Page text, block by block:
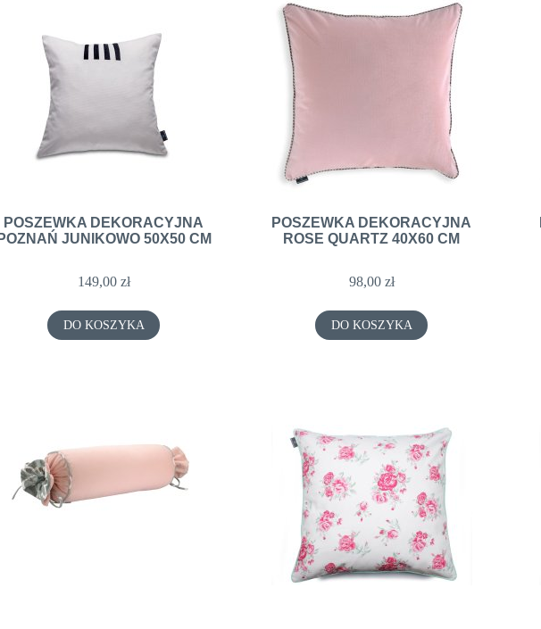
123,00 zł
DO KOSZYKA
PODUSZKA DEKORACYJNA ORE 40X60CM
123,00 zł
DO KOSZYKA
PODUSZKA
POSZEWKA DEKORACYJNA
POZNAŃ JUNIKOWO 50X50 CM
149,00 zł
DO KOSZYKA
POSZEWKA DEKORACYJNA
ROSE QUARTZ 40X60 CM
98,00 zł
DO KOSZYKA